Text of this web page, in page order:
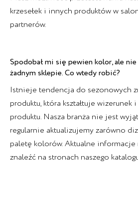
krzesełek i innych produktów w
partnerów.
Spodobał mi się pewien kolor, ale nie
żadnym sklepie. Co wtedy robić?
Istnieje tendencja do sezonowych
produktu, która kształtuje wizerunek
produktu. Nasza branża nie jest
regularnie aktualizujemy zarówno
paletę kolorów. Aktualne informacje
znaleźć na stronach naszego